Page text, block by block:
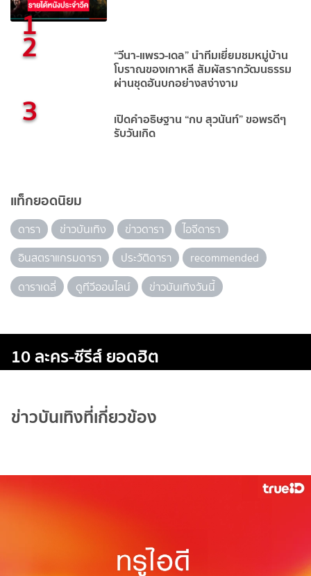
1
2 “วีนา-แพรว-เดล” นำทีมเยี่ยมชมหมู่บ้าน
โบราณของเกาหลี สัมผัสรากวัฒนธรรม
ผ่านชุดฮันบกอย่างสง่างาม
3 เปิดคำอธิษฐาน “กบ สุวนันท์” ขอพรดีๆ
รับวันเกิด
แท็กยอดนิยม
ดารา ข่าวบันเทิง ข่าวดารา
ไอจีดารา
อินสตราแกรมดารา
ประวัติดารา
recommended
ดาราเดลี่
ดูทีวีออนไลน์ ข่าวบันเทิงวันนี้
10 ละคร-ซีรีส์ ยอดฮิต
ข่าวบันเทิงที่เกี่ยวข้อง